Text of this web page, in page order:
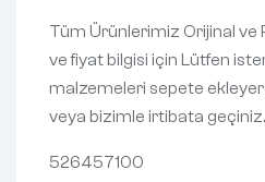
Tüm Ürünlerimiz Orijinal ve
ve fiyat bilgisi için Lütfen
malzemeleri sepete
veya bizimle irtibata geçiniz.
526457100